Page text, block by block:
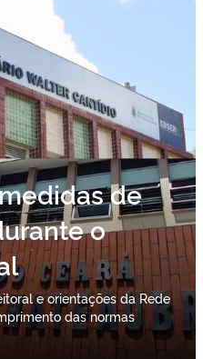
de
o
e orientações da Rede
das normas